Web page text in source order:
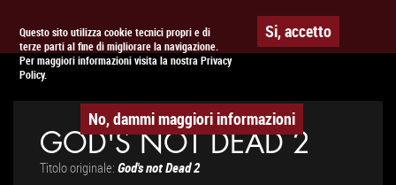
Questo sito utilizza cookie tecnici propri e di
terze parti al fine di migliorare la navigazione.
Per maggiori informazioni visita la nostra Privacy
Policy.
Si, accetto
No, dammi maggiori informazioni
APPUNTAMENTO AL CINEMA
GOD'S NOT DEAD 2
Titolo originale: God's not Dead 2